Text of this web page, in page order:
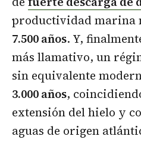
productividad marina
7.500 años. Y,
más llamativo, un
sin equivalente
3.000 años,
extensión del hielo y
aguas de origen